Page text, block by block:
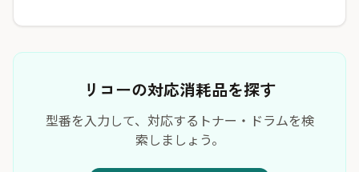
リコーの対応消耗品を探す
型番を入力して、対応するトナー・ドラムを検
索しましょう。